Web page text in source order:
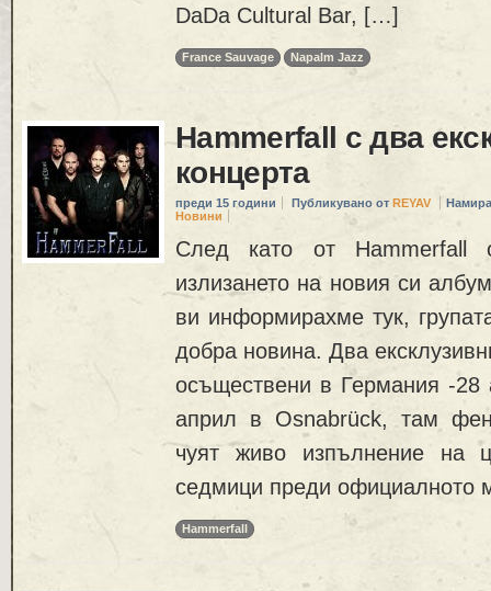
DaDa Cultural Bar, […]
France Sauvage Napalm Jazz
Hammerfall с два
концерта
преди 15 години Публикувано от REYAV
Новини
След като от Hammerfall
излизането на новия си
ви информирахме тук,
добра новина. Два
осъществени в Германия -28
април в Osnabrück, там
чуят живо изпълнение на
седмици преди официалното
Hammerfall